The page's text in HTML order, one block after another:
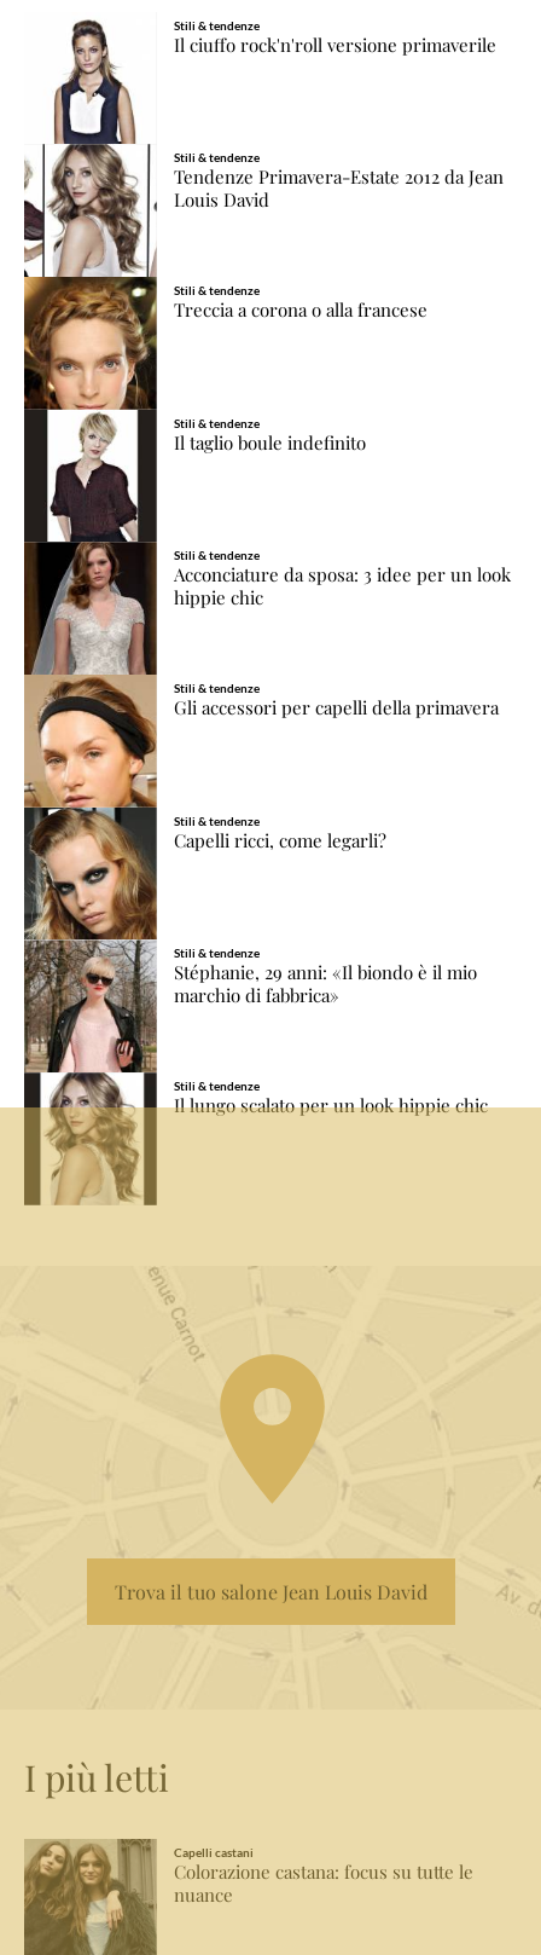
Stili & tendenze
Il ciuffo rock'n'roll versione primaverile
Stili & tendenze
Tendenze Primavera-Estate 2012 da Jean
Louis David
Stili & tendenze
Treccia a corona o alla francese
Stili & tendenze
Il taglio boule indefinito
Stili & tendenze
Acconciature da sposa: 3 idee per un look
hippie chic
Stili & tendenze
Gli accessori per capelli della primavera
Stili & tendenze
Capelli ricci, come legarli?
Stili & tendenze
Stéphanie, 29 anni: «Il biondo è il mio
marchio di fabbrica»
Stili & tendenze
Il lungo scalato per un look hippie chic
Trova il tuo salone Jean Louis David
I più letti
Capelli castani
Colorazione castana: focus su tutte le
nuance